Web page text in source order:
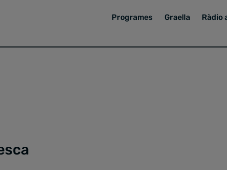
Programes Graella Ràdio